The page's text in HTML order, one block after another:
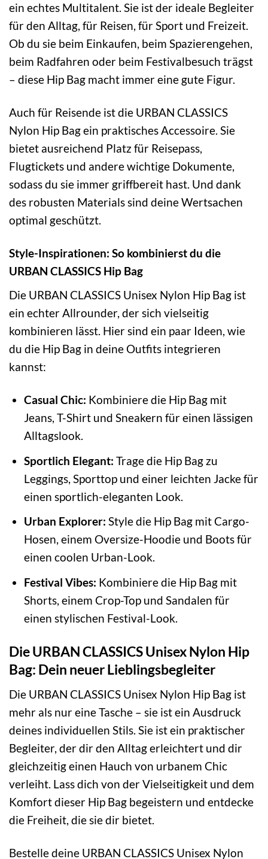
ein echtes Multitalent. Sie ist der ideale Begleiter
für den Alltag, für Reisen, für Sport und Freizeit.
Ob du sie beim Einkaufen, beim Spazierengehen,
beim Radfahren oder beim Festivalbesuch trägst
– diese Hip Bag macht immer eine gute Figur.
Auch für Reisende ist die URBAN CLASSICS
Nylon Hip Bag ein praktisches Accessoire. Sie
bietet ausreichend Platz für Reisepass,
Flugtickets und andere wichtige Dokumente,
sodass du sie immer griffbereit hast. Und dank
des robusten Materials sind deine Wertsachen
optimal geschützt.
Style-Inspirationen: So kombinierst du die
URBAN CLASSICS Hip Bag
Die URBAN CLASSICS Unisex Nylon Hip Bag ist
ein echter Allrounder, der sich vielseitig
kombinieren lässt. Hier sind ein paar Ideen, wie
du die Hip Bag in deine Outfits integrieren
kannst:
Casual Chic: Kombiniere die Hip Bag mit
Jeans, T-Shirt und Sneakern für einen lässigen
Alltagslook.
Sportlich Elegant: Trage die Hip Bag zu
Leggings, Sporttop und einer leichten Jacke für
einen sportlich-eleganten Look.
Urban Explorer: Style die Hip Bag mit Cargo-
Hosen, einem Oversize-Hoodie und Boots für
einen coolen Urban-Look.
Festival Vibes: Kombiniere die Hip Bag mit
Shorts, einem Crop-Top und Sandalen für
einen stylischen Festival-Look.
Die URBAN CLASSICS Unisex Nylon Hip
Bag: Dein neuer Lieblingsbegleiter
Die URBAN CLASSICS Unisex Nylon Hip Bag ist
mehr als nur eine Tasche – sie ist ein Ausdruck
deines individuellen Stils. Sie ist ein praktischer
Begleiter, der dir den Alltag erleichtert und dir
gleichzeitig einen Hauch von urbanem Chic
verleiht. Lass dich von der Vielseitigkeit und dem
Komfort dieser Hip Bag begeistern und entdecke
die Freiheit, die sie dir bietet.
Bestelle deine URBAN CLASSICS Unisex Nylon